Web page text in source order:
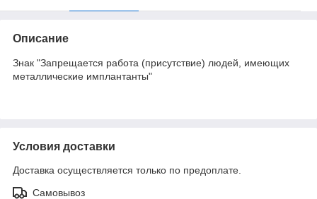
Описание
Знак "Запрещается работа (присутствие) людей, имеющих
металлические имплантанты"
Условия доставки
Доставка осуществляется только по предоплате.
Самовывоз